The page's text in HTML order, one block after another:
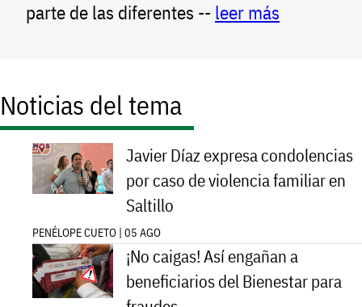
parte de las diferentes -- leer más
Noticias del tema
Javier Díaz expresa condolencias
por caso de violencia familiar en
Saltillo
PENÉLOPE CUETO | 05 AGO
¡No caigas! Así engañan a
beneficiarios del Bienestar para